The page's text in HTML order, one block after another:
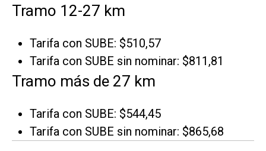
Tramo 12-27 km
Tarifa con SUBE: $510,57
Tarifa con SUBE sin nominar: $811,81
Tramo más de 27 km
Tarifa con SUBE: $544,45
Tarifa con SUBE sin nominar: $865,68